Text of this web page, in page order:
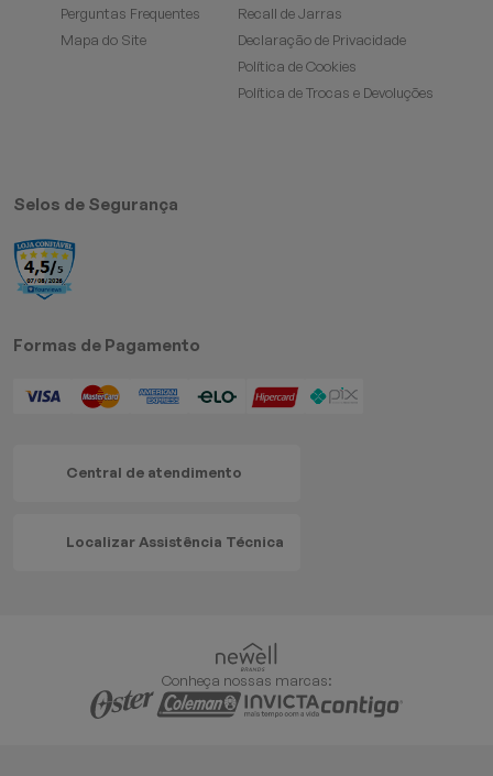
Perguntas Frequentes
Mapa do Site
Recall de Jarras
Declaração de Privacidade
Política de Cookies
Política de Trocas e Devoluções
Selos de Segurança
Formas de Pagamento
Central de atendimento
Localizar Assistência Técnica
Conheça nossas marcas: